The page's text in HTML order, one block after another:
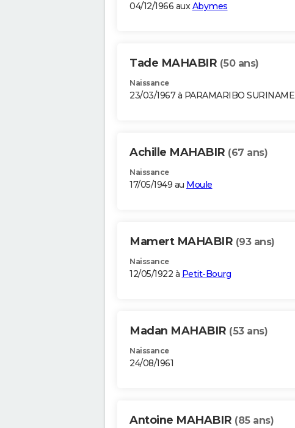
04/12/1966 auxAbymes
Tade MAHABIR (50 ans)
Naissance
23/03/1967 à PARAMARIBO SURINAME
Achille MAHABIR (67 ans)
Naissance
17/05/1949 au Moule
Mamert MAHABIR (93 ans)
Naissance
12/05/1922 à Petit-Bourg
Madan MAHABIR (53 ans)
Naissance
24/08/1961
Antoine MAHABIR (85 ans)